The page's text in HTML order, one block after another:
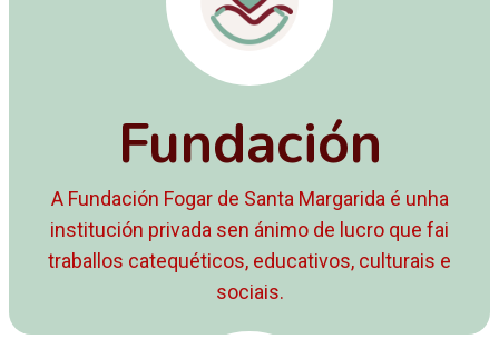
Fundación
A Fundación Fogar de Santa Margarida é unha
institución privada sen ánimo de lucro que fai
traballos catequéticos, educativos, culturais e
sociais.